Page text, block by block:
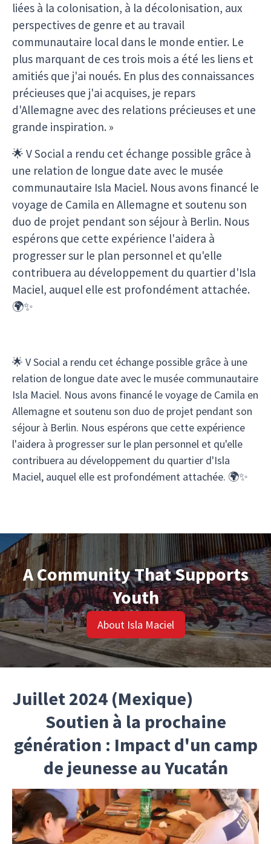
liées à la colonisation, à la décolonisation, aux
perspectives de genre et au travail
communautaire local dans le monde entier. Le
plus marquant de ces trois mois a été les liens et
amitiés que j'ai noués. En plus des connaissances
précieuses que j'ai acquises, je repars
d'Allemagne avec des relations précieuses et une
grande inspiration. »
🌟 V Social a rendu cet échange possible grâce à
une relation de longue date avec le musée
communautaire Isla Maciel. Nous avons financé le
voyage de Camila en Allemagne et soutenu son
duo de projet pendant son séjour à Berlin. Nous
espérons que cette expérience l'aidera à
progresser sur le plan personnel et qu'elle
contribuera au développement du quartier d'Isla
Maciel, auquel elle est profondément attachée.
🌍✨
🌟 V Social a rendu cet échange possible grâce à une
relation de longue date avec le musée communautaire
Isla Maciel. Nous avons financé le voyage de Camila en
Allemagne et soutenu son duo de projet pendant son
séjour à Berlin. Nous espérons que cette expérience
l'aidera à progresser sur le plan personnel et qu'elle
contribuera au développement du quartier d'Isla
Maciel, auquel elle est profondément attachée. 🌍✨
A Community That Supports
Youth
About Isla Maciel
Juillet 2024 (Mexique)
Soutien à la prochaine
génération : Impact d'un camp
de jeunesse au Yucatán
Notre soutien à un camp de jeunesse organisé
par Coox Mayab a contribué à la préservation de